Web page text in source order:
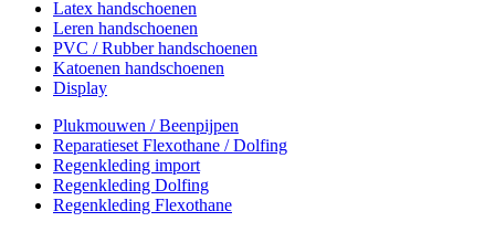
Latex handschoenen
Leren handschoenen
PVC / Rubber handschoenen
Katoenen handschoenen
Display
Plukmouwen / Beenpijpen
Reparatieset Flexothane / Dolfing
Regenkleding import
Regenkleding Dolfing
Regenkleding Flexothane